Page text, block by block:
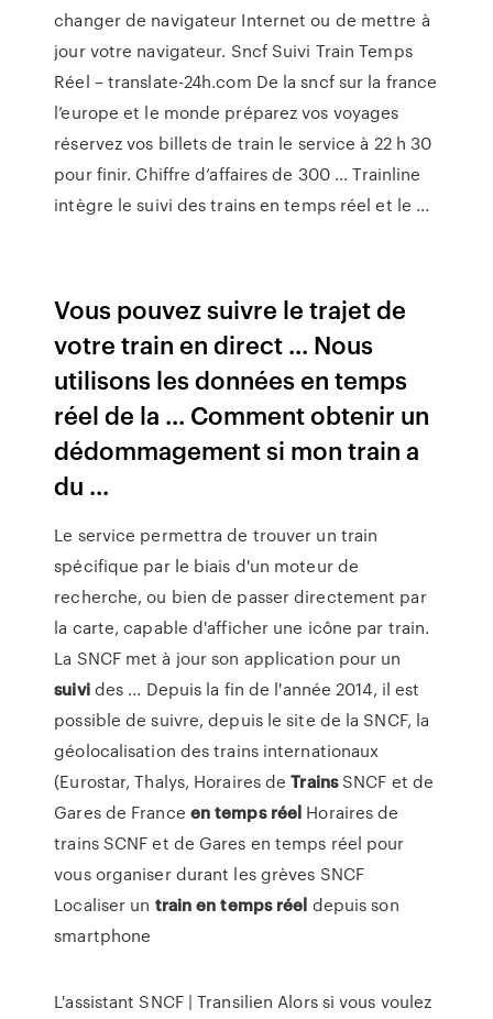
changer de navigateur Internet ou de mettre à
jour votre navigateur. Sncf Suivi Train Temps
Réel – translate-24h.com De la sncf sur la france
l’europe et le monde préparez vos voyages
réservez vos billets de train le service à 22 h 30
pour finir. Chiffre d’affaires de 300 ... Trainline
intègre le suivi des trains en temps réel et le ...
Vous pouvez suivre le trajet de
votre train en direct ... Nous
utilisons les données en temps
réel de la ... Comment obtenir un
dédommagement si mon train a
du ...
Le service permettra de trouver un train
spécifique par le biais d'un moteur de
recherche, ou bien de passer directement par
la carte, capable d'afficher une icône par train.
La SNCF met à jour son application pour un
suivides ... Depuis la fin de l'année 2014, il est
possible de suivre, depuis le site de la SNCF, la
géolocalisation des trains internationaux
(Eurostar, Thalys, Horaires deTrainsSNCF et de
Gares de France en temps réel Horaires de
trains SCNF et de Gares en temps réel pour
vous organiser durant les grèves SNCF
Localiser un trainen temps réel depuis son
smartphone
L'assistant SNCF | Transilien Alors si vous voulez